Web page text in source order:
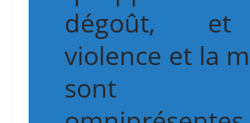
dégoût,
violence et la
sont